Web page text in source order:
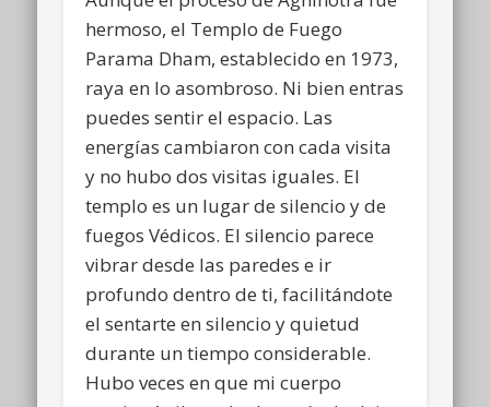
hermoso, el Templo de Fuego
Parama Dham, establecido en 1973,
raya en lo asombroso. Ni bien entras
puedes sentir el espacio. Las
energías cambiaron con cada visita
y no hubo dos visitas iguales. El
templo es un lugar de silencio y de
fuegos Védicos. El silencio parece
vibrar desde las paredes e ir
profundo dentro de ti, facilitándote
el sentarte en silencio y quietud
durante un tiempo considerable.
Hubo veces en que mi cuerpo